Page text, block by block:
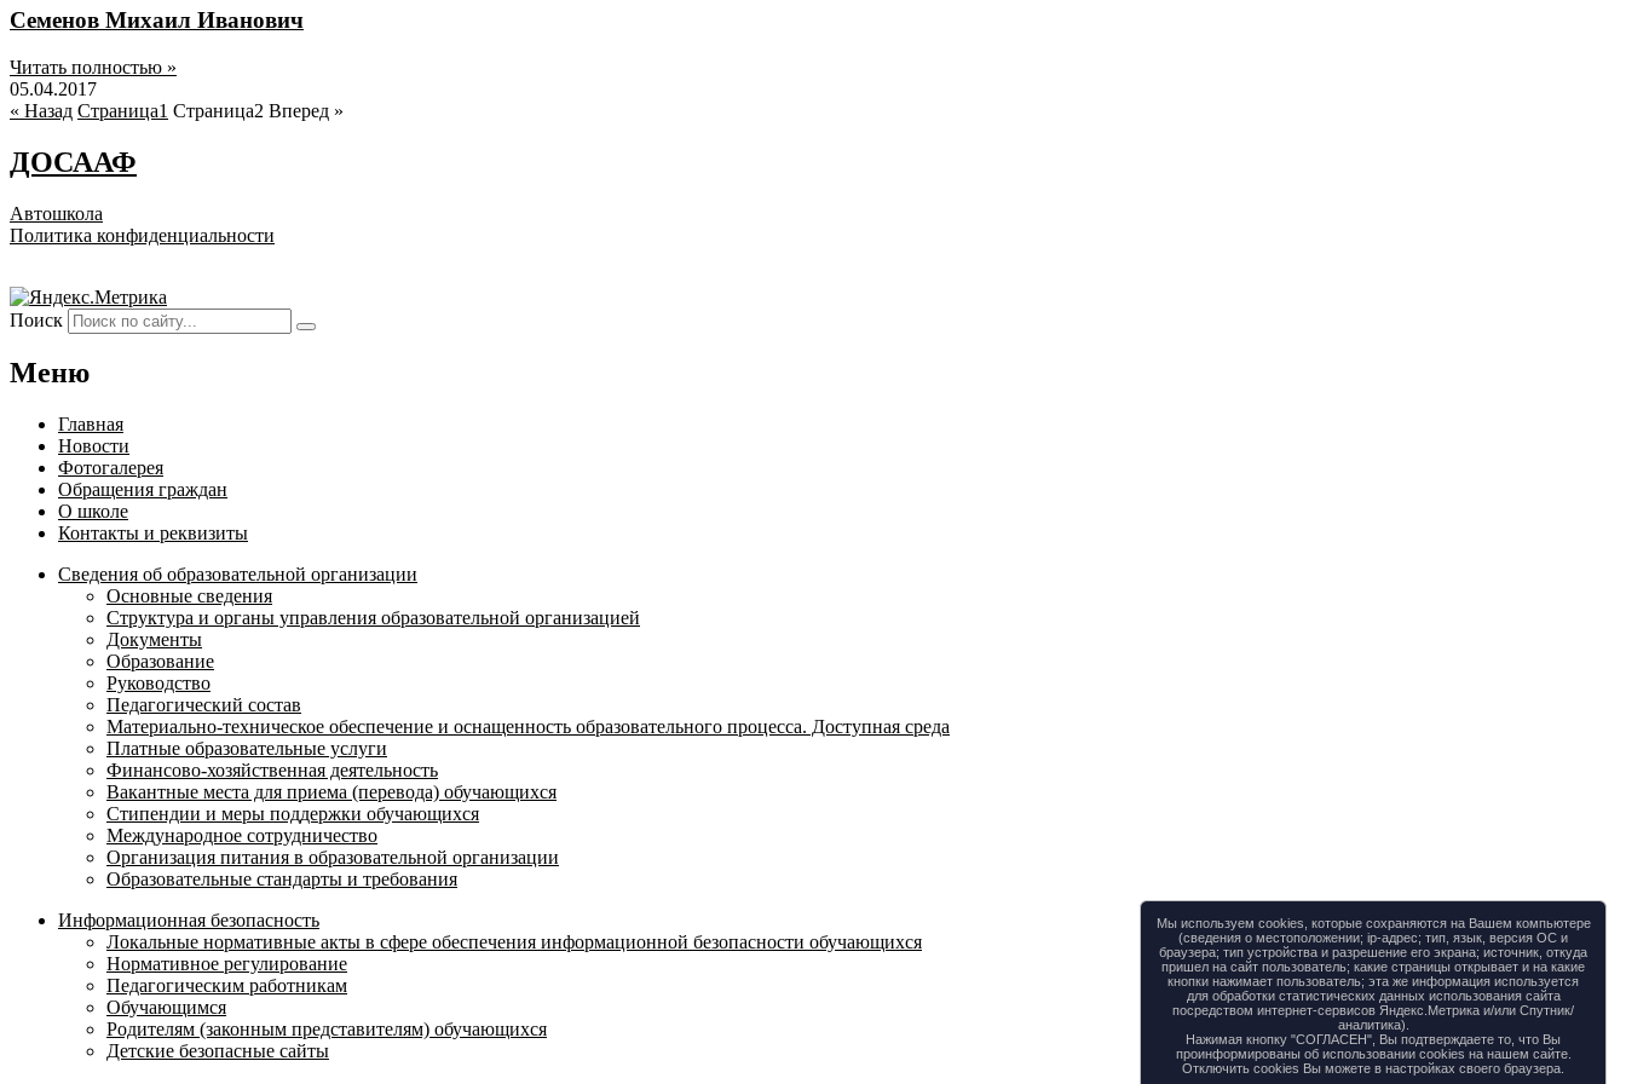
Семенов Михаил Иванович
Читать полностью »
05.04.2017
« Назад Страница1 Страница2 Вперед »
ДОСААФ
Автошкола
Политика конфиденциальности
Мы используем cookies, которые сохраняются на Вашем компьютере
(сведения о местоположении; ip-адрес; тип, язык, версия ОС и
браузера; тип устройства и разрешение его экрана; источник, откуда
пришел на сайт пользователь; какие страницы открывает и на какие
кнопки нажимает пользователь; эта же информация используется
для обработки статистических данных использования сайта
посредством интернет-сервисов Яндекс.Метрика и/или Спутник/
аналитика).
Нажимая кнопку "СОГЛАСЕН", Вы подтверждаете то, что Вы
проинформированы об использовании cookies на нашем сайте.
Отключить cookies Вы можете в настройках своего браузера.
Поиск
Меню
Главная
Новости
Фотогалерея
Обращения граждан
О школе
Контакты и реквизиты
Сведения об образовательной организации
Основные сведения
Структура и органы управления образовательной организацией
Документы
Образование
Руководство
Педагогический состав
Материально-техническое обеспечение и оснащенность образовательного процесса. Доступная среда
Платные образовательные услуги
Финансово-хозяйственная деятельность
Вакантные места для приема (перевода) обучающихся
Стипендии и меры поддержки обучающихся
Международное сотрудничество
Организация питания в образовательной организации
Образовательные стандарты и требования
Информационная безопасность
Локальные нормативные акты в сфере обеспечения информационной безопасности обучающихся
Нормативное регулирование
Педагогическим работникам
Обучающимся
Родителям (законным представителям) обучающихся
Детские безопасные сайты